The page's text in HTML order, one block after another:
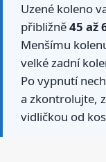
Uzené koleno
přibližně45 až
Menšímu
velké zadní
Po vypnutí
a zkontrolujte,
vidličkou od